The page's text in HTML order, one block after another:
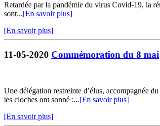
Retardée par la pandémie du virus Covid-19, la
sont...[En savoir plus]
[En savoir plus]
11-05-2020 Commémoration du 8 mai
Une délégation restreinte d’élus, accompagnée
les cloches ont sonné :...[En savoir plus]
[En savoir plus]